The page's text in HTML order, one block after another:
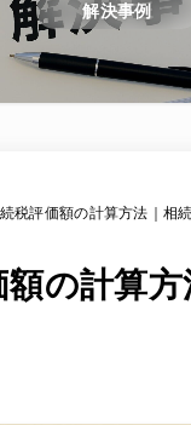
解決事例
税評価額の計算方法｜相
の計算